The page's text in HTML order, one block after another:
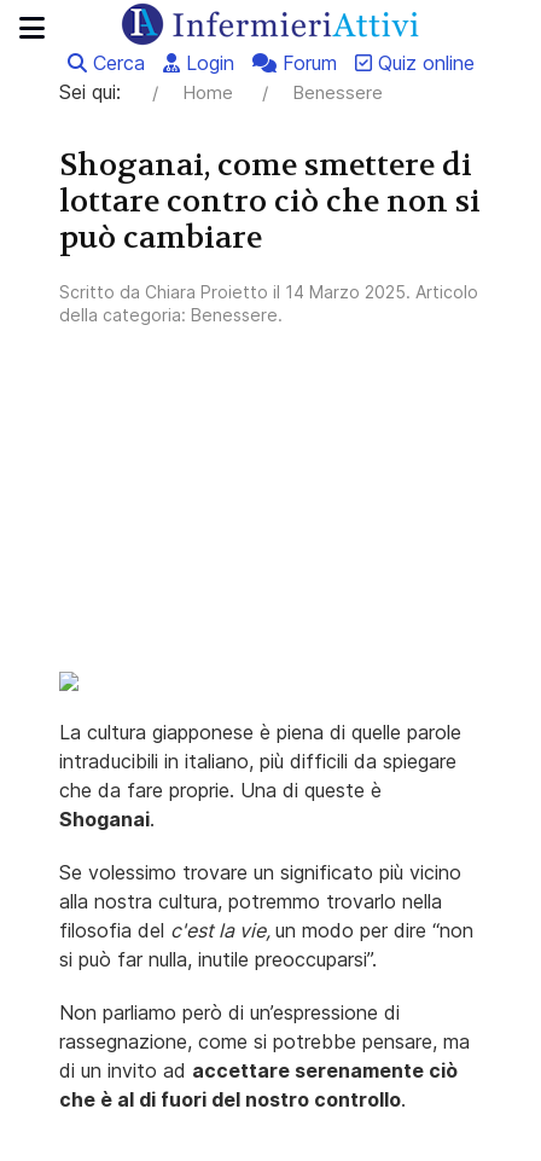
Cerca Login Forum
Quiz online
Sei qui:
Home Benessere
Shoganai, come smettere di
lottare contro ciò che non si
può cambiare
Scritto da Chiara Proietto il 14 Marzo 2025. Articolo
della categoria: Benessere.
La cultura giapponese è piena di quelle parole
intraducibili in italiano, più difficili da spiegare
che da fare proprie. Una di queste è
Shoganai.
Se volessimo trovare un significato più vicino
alla nostra cultura, potremmo trovarlo nella
filosofia del c'est la vie, un modo per dire “non
si può far nulla, inutile preoccuparsi”.
Non parliamo però di un’espressione di
rassegnazione, come si potrebbe pensare, ma
di un invito ad accettare serenamente ciò
che è al di fuori del nostro controllo.